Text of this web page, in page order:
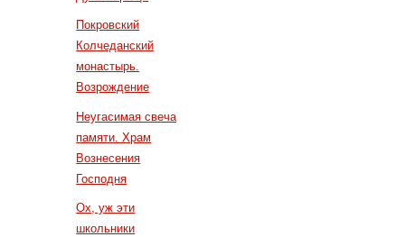
Покровский
Колчеданский
монастырь.
Возрождение
Неугасимая свеча
памяти. Храм
Вознесения
Господня
Ох, уж эти
школьники